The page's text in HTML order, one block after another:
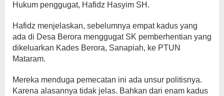
Hukum penggugat, Hafidz Hasyim SH.
Hafidz menjelaskan, sebelumnya empat kadus yang
ada di Desa Berora menggugat SK pemberhentian yang
dikeluarkan Kades Berora, Sanapiah, ke PTUN
Mataram.
Mereka menduga pemecatan ini ada unsur politisnya.
Karena alasannya tidak jelas. Bahkan dari enam kadus